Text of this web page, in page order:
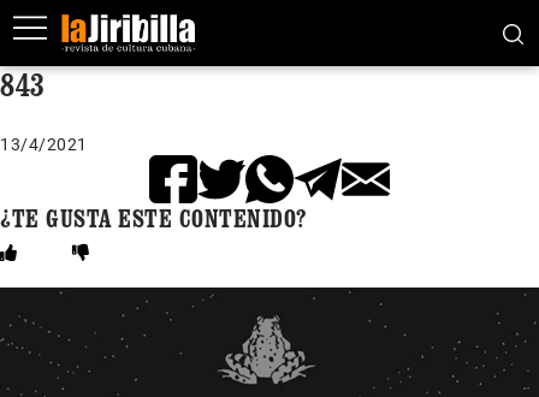
843
13/4/2021
¿TE GUSTA ESTE CONTENIDO?